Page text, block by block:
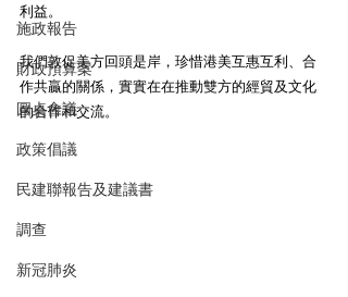
施政報告
財政預算案
圓桌會議
政策倡議
民建聯報告及建議書
調查
新冠肺炎
利益。
我們敦促美方回頭是岸，珍惜港美互惠互利、合
作共贏的關係，實實在在推動雙方的經貿及文化
的合作和交流。